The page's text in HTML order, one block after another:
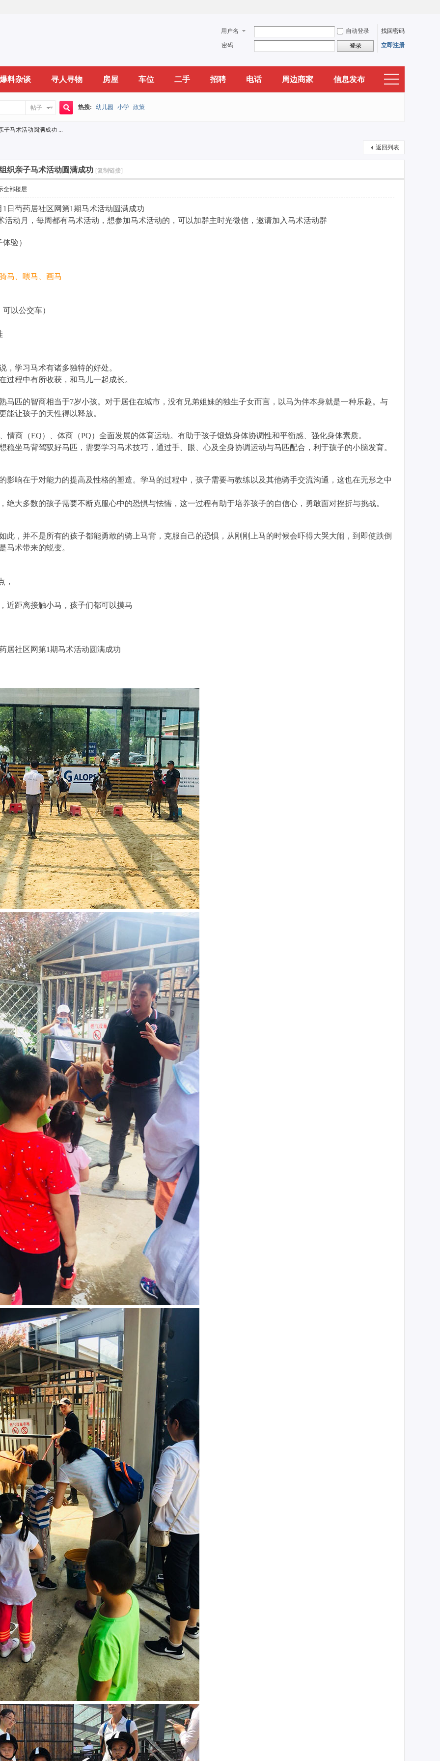
用户名 自动登录 找回密码
密码 登录 立即注册
爆料杂谈 寻人寻物 房屋 车位 二手 招聘 电话 周边商家 信息发布
帖子
索
热搜: 幼儿园 小学 政策
子马术活动圆满成功 ...
返回列表
织亲子马术活动圆满成功 [复制链接]
全部楼层
1日芍药居社区网第1期马术活动圆满成功
活动月，每周都有马术活动，想参加马术活动的，可以加群主时光微信，邀请加入马术活动群
验）
马、喂马、画马
以公交车）
，学习马术有诸多独特的好处。
过程中有所收获，和马儿一起成长。
马匹的智商相当于7岁小孩。对于居住在城市，没有兄弟姐妹的独生子女而言，以马为伴本身就是一种乐趣。与
能让孩子的天性得以释放。
情商（EQ）、体商（PQ）全面发展的体育运动。有助于孩子锻炼身体协调性和平衡感、强化身体素质。
稳坐马背驾驭好马匹，需要学习马术技巧，通过手、眼、心及全身协调运动与马匹配合，利于孩子的小脑发育。
影响在于对能力的提高及性格的塑造。学马的过程中，孩子需要与教练以及其他骑手交流沟通，这也在无形之中
绝大多数的孩子需要不断克服心中的恐惧与怯懦，这一过程有助于培养孩子的自信心，勇敢面对挫折与挑战。
此，并不是所有的孩子都能勇敢的骑上马背，克服自己的恐惧，从刚刚上马的时候会吓得大哭大闹，到即使跌倒
马术带来的蜕变。
，
近距离接触小马，孩子们都可以摸马
居社区网第1期马术活动圆满成功